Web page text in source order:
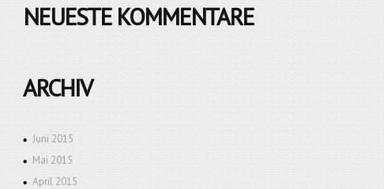
NEUESTE KOMMENTARE
ARCHIV
Juni 2015
Mai 2015
April 2015